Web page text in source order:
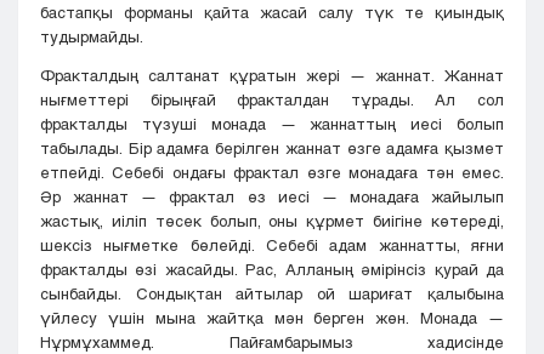
бастапқы форманы қайта жасай салу түк те қиындық
тудырмайды.
Фракталдың салтанат құратын жері — жаннат. Жаннат
нығметтері бірыңғай фракталдан тұрады. Ал сол
фракталды түзуші монада — жаннаттың иесі болып
табылады. Бір адамға берілген жаннат өзге адамға қызмет
етпейді. Себебі ондағы фрактал өзге монадаға тән емес.
Әр жаннат — фрактал өз иесі — монадаға жайылып
жастық, иіліп төсек болып, оны құрмет биігіне көтереді,
шексіз нығметке бөлейді. Себебі адам жаннатты, яғни
фракталды өзі жасайды. Рас, Алланың әмірінсіз қурай да
сынбайды. Сондықтан айтылар ой шариғат қалыбына
үйлесу үшін мына жайтқа мән берген жөн. Монада —
Нұрмұхаммед. Пайғамбарымыз хадисінде